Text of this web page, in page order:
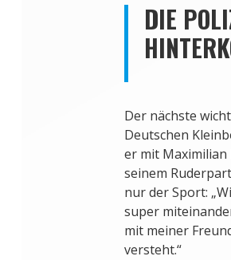
DIE
Der nächste
Deutschen
er mit
seinem
nur der Sport:
super
mit meiner
versteht.“